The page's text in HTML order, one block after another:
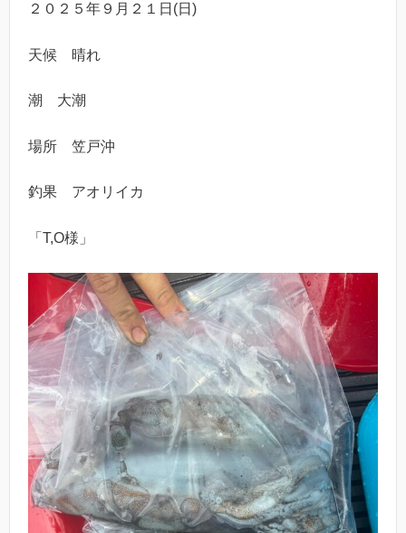
２０２５年９月２１日(日)
天候 晴れ
潮 大潮
場所 笠戸沖
釣果 アオリイカ
「T,O様」